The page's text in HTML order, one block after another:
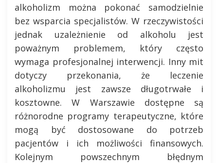
alkoholizm można pokonać samodzielnie
bez wsparcia specjalistów. W rzeczywistości
jednak uzależnienie od alkoholu jest
poważnym problemem, który często
wymaga profesjonalnej interwencji. Inny mit
dotyczy przekonania, że leczenie
alkoholizmu jest zawsze długotrwałe i
kosztowne. W Warszawie dostępne są
różnorodne programy terapeutyczne, które
mogą być dostosowane do potrzeb
pacjentów i ich możliwości finansowych.
Kolejnym powszechnym błędnym